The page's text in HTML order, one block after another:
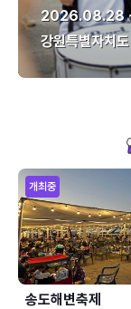
2026.08.28
강원특별자치
개최중
송도해변축제